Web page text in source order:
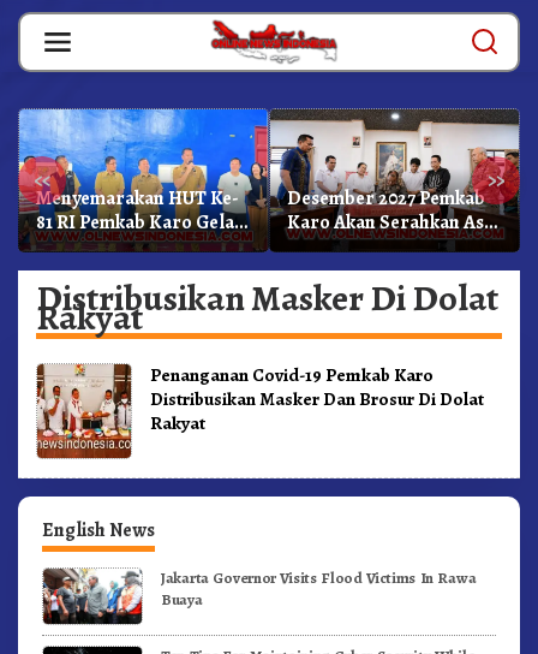
Skip
content
« »
Menyemarakan HUT Ke-
81 RI Pemkab Karo Gelar
Pertandingan Olahraga
Desember 2027 Pemkab
Karo Akan Serahkan Aset
RSUD Kabanjahe Ke
Moderamen GBKP
Distribusikan Masker Di Dolat
Rakyat
Penanganan Covid-19 Pemkab Karo
Distribusikan Masker Dan Brosur Di Dolat
Rakyat
English News
Jakarta Governor Visits Flood Victims In Rawa
Buaya